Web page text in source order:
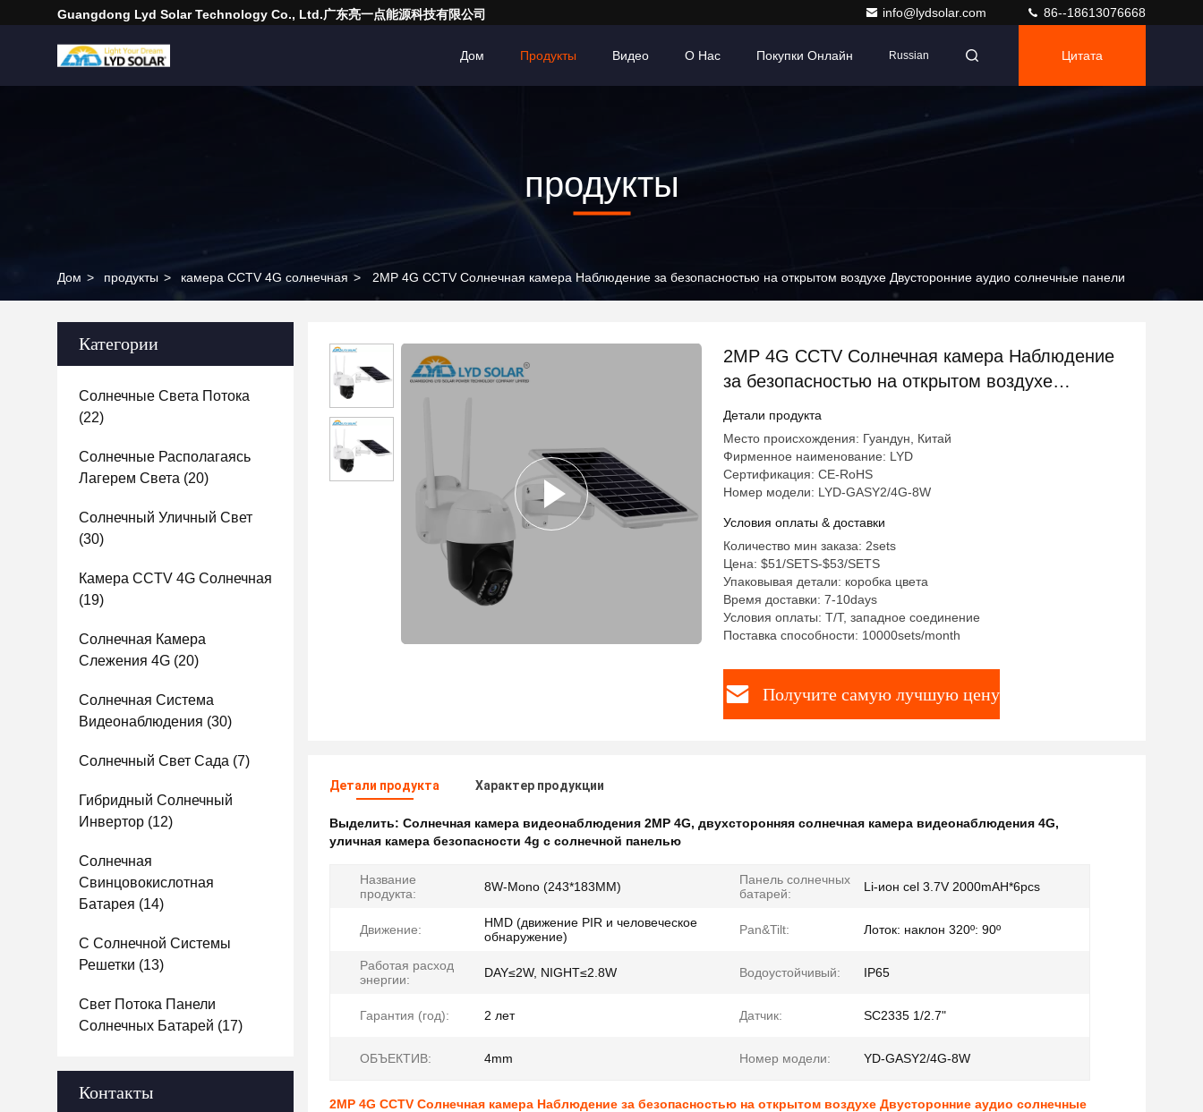
Guangdong Lyd Solar Technology Co., Ltd.广东亮一点能源科技有限公司 info@lydsolar.com 86--18613076668
Дом Продукты Видео О Нас Покупки Онлайн Russian Цитата
продукты
Дом > продукты > камера CCTV 4G солнечная > 2MP 4G CCTV Солнечная камера Наблюдение за безопасностью на открытом воздухе Двусторонние аудио солнечные панели
Категории
Солнечные Света Потока
(22)
Солнечные Располагаясь
Лагерем Света (20)
Солнечный Уличный Свет
(30)
Камера CCTV 4G Солнечная
(19)
Солнечная Камера
Слежения 4G (20)
Солнечная Система
Видеонаблюдения (30)
Солнечный Свет Сада (7)
Гибридный Солнечный
Инвертор (12)
Солнечная
Свинцовокислотная
Батарея (14)
С Солнечной Системы
Решетки (13)
Свет Потока Панели
Солнечных Батарей (17)
Контакты
2MP 4G CCTV Солнечная камера Наблюдение
за безопасностью на открытом воздухе
Двусторонние аудио солнечные панели
Детали продукта
Место происхождения: Гуандун, Китай
Фирменное наименование: LYD
Сертификация: CE-RoHS
Номер модели: LYD-GASY2/4G-8W
Условия оплаты & доставки
Количество мин заказа: 2sets
Цена: $51/SETS-$53/SETS
Упаковывая детали: коробка цвета
Время доставки: 7-10days
Условия оплаты: T/T, западное соединение
Поставка способности: 10000sets/month
Получите самую лучшую цену
Детали продукта Характер продукции
Выделить: Солнечная камера видеонаблюдения 2MP 4G, двухсторонняя солнечная камера видеонаблюдения 4G,
уличная камера безопасности 4g с солнечной панелью
Название
продукта:
8W-Mono (243*183MM)
Панель солнечных
батарей:
Li-ион cel 3.7V 2000mAH*6pcs
Движение:
HMD (движение PIR и человеческое
обнаружение)
Pan&Tilt: Лоток: наклон 320º: 90º
Работая расход
энергии:
DAY≤2W, NIGHT≤2.8W Водоустойчивый: IP65
Гарантия (год): 2 лет Датчик: SC2335 1/2.7"
ОБЪЕКТИВ: 4mm Номер модели: YD-GASY2/4G-8W
2MP 4G CCTV Солнечная камера Наблюдение за безопасностью на открытом воздухе Двусторонние аудио солнечные